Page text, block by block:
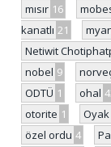
mısır 16
kanatlı 21
Netiwit
nobel 9
ODTÜ 1 ohal
otorite 1 Oyak
özel ordu 4